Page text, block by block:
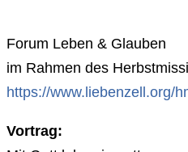
Forum Leben & Glauben
im Rahmen des
https://www.liebenzell.org/
Vortrag: